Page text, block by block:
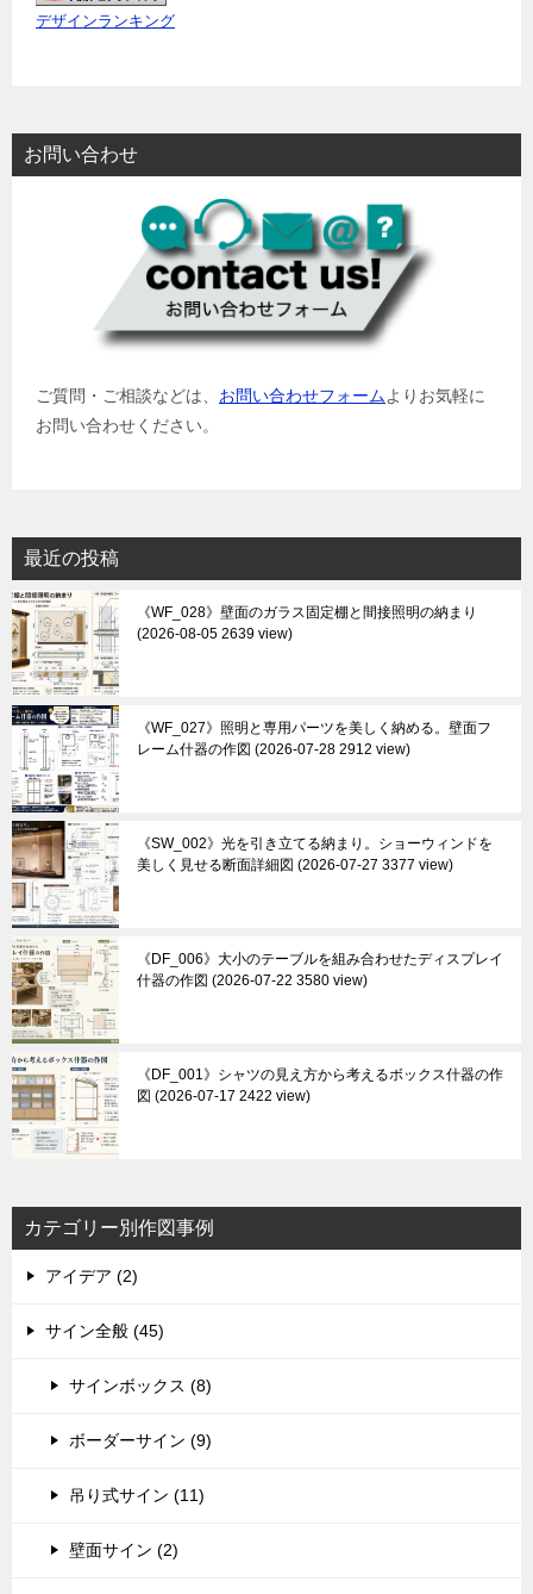
デザインランキング
お問い合わせ
ご質問・ご相談などは、 お問い合わせフォームよりお気軽に
お問い合わせください。
最近の投稿
《WF_028》壁面のガラス固定棚と間接照明の納まり
2026-08-05 2639 view
《WF_027》照明と専用パーツを美しく納める。壁面フ
レーム什器の作図
2026-07-28 2912 view
《SW_002》光を引き立てる納まり。ショーウィンドを
美しく見せる断面詳細図
2026-07-27 3377 view
《DF_006》大小のテーブルを組み合わせたディスプレイ
什器の作図
2026-07-22 3580 view
《DF_001》シャツの見え方から考えるボックス什器の作
図
2026-07-17 2422 view
カテゴリー別作図事例
アイデア (2)
サイン全般 (45)
サインボックス (8)
ボーダーサイン (9)
吊り式サイン (11)
壁面サイン (2)